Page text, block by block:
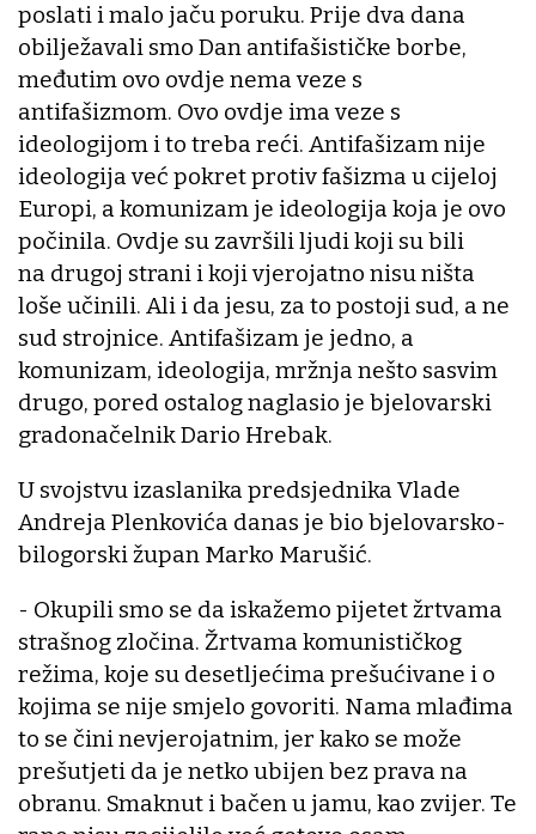
poslati i malo jaču poruku. Prije dva dana
obilježavali smo Dan antifašističke borbe,
međutim ovo ovdje nema veze s
antifašizmom. Ovo ovdje ima veze s
ideologijom i to treba reći. Antifašizam nije
ideologija već pokret protiv fašizma u cijeloj
Europi, a komunizam je ideologija koja je ovo
počinila. Ovdje su završili ljudi koji su bili
na drugoj strani i koji vjerojatno nisu ništa
loše učinili. Ali i da jesu, za to postoji sud, a ne
sud strojnice. Antifašizam je jedno, a
komunizam, ideologija, mržnja nešto sasvim
drugo, pored ostalog naglasio je bjelovarski
gradonačelnik Dario Hrebak.
U svojstvu izaslanika predsjednika Vlade
Andreja Plenkovića danas je bio bjelovarsko-
bilogorski župan Marko Marušić.
- Okupili smo se da iskažemo pijetet žrtvama
strašnog zločina. Žrtvama komunističkog
režima, koje su desetljećima prešućivane i o
kojima se nije smjelo govoriti. Nama mlađima
to se čini nevjerojatnim, jer kako se može
prešutjeti da je netko ubijen bez prava na
obranu. Smaknut i bačen u jamu, kao zvijer. Te